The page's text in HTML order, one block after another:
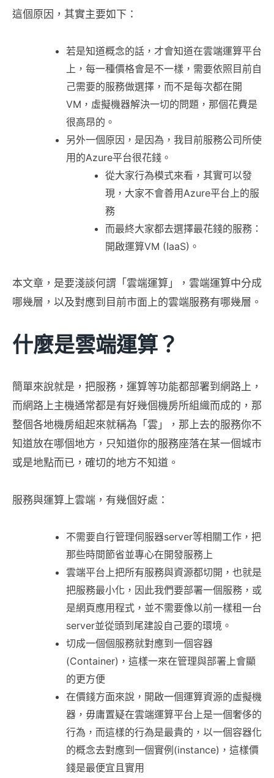
這個原因，其實主要如下：
若是知道概念的話，才會知道在雲端運算平台
上，每一種價格會是不一樣，需要依照目前自
己需要的服務做選擇，而不是每次都在開
VM，虛擬機器解決一切的問題，那個花費是
很高昂的。
另外一個原因，是因為，我目前服務公司所使
用的Azure平台很花錢。
從大家行為模式來看，其實可以發
現，大家不會善用Azure平台上的服
務
而最終大家都去選擇最花錢的服務：
開啟運算VM (IaaS)。
本文章，是要淺談何謂「雲端運算」，雲端運算中分成
哪幾層，以及對應到目前市面上的雲端服務有哪幾層。
什麼是雲端運算？
簡單來說就是，把服務，運算等功能都部署到網路上，
而網路上主機通常都是有好幾個機房所組織而成的，那
整個各地機房組起來就稱為「雲」，那上去的服務你不
知道放在哪個地方，只知道你的服務座落在某一個城市
或是地點而已，確切的地方不知道。
服務與運算上雲端，有幾個好處：
不需要自行管理伺服器server等相關工作，把
那些時間節省並專心在開發服務上
雲端平台上把所有服務與資源都切開，也就是
把服務最小化，因此我們要部署一個服務，或
是網頁應用程式，並不需要像以前一樣租一台
server並從頭到尾建設自己要的環境。
切成一個個服務就對應到一個容器
(Container)，這樣一來在管理與部署上會顯
的更方便
在價錢方面來說，開啟一個運算資源的虛擬機
器，毋庸置疑在雲端運算平台上是一個奢侈的
行為，而這樣的行為是最貴的，以一個容器化
的概念去對應到一個實例(instance)，這樣價
錢是最便宜且實用